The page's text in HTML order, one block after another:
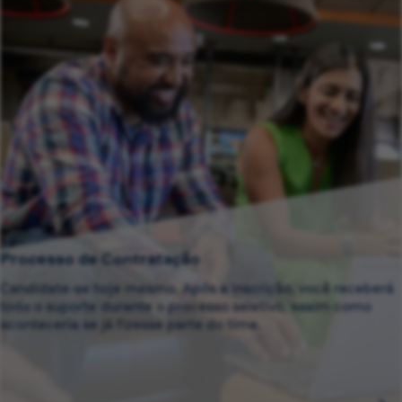
Processo de Contratação
Candidate-se hoje mesmo. Após a inscrição, você receberá
todo o suporte durante o processo seletivo, assim como
aconteceria se já fizesse parte do time.